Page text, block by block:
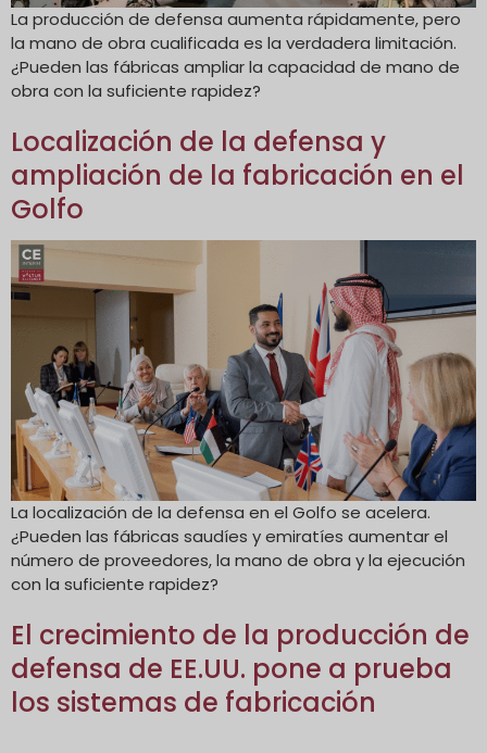
La producción de defensa aumenta rápidamente, pero
la mano de obra cualificada es la verdadera limitación.
¿Pueden las fábricas ampliar la capacidad de mano de
obra con la suficiente rapidez?
Localización de la defensa y
ampliación de la fabricación en el
Golfo
La localización de la defensa en el Golfo se acelera.
¿Pueden las fábricas saudíes y emiratíes aumentar el
número de proveedores, la mano de obra y la ejecución
con la suficiente rapidez?
El crecimiento de la producción de
defensa de EE.UU. pone a prueba
los sistemas de fabricación